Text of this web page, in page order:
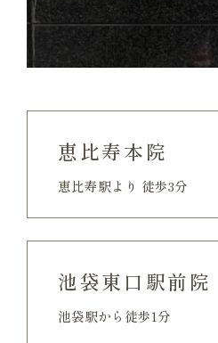
恵比寿本院
恵比寿駅より 徒歩3分
池袋東口駅前院
池袋駅から徒歩1分